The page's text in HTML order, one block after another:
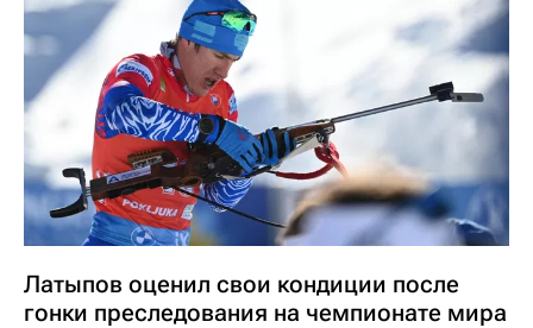
Латыпов оценил свои кондиции после
гонки преследования на чемпионате мира